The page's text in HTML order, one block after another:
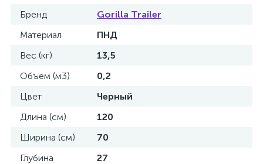
Бренд
Gorilla Trailer
Материал
ПНД
Вес (кг)
13,5
Объем (м3)
0,2
Цвет
Черный
Длина (см)
120
Ширина (см)
70
Глубина
27